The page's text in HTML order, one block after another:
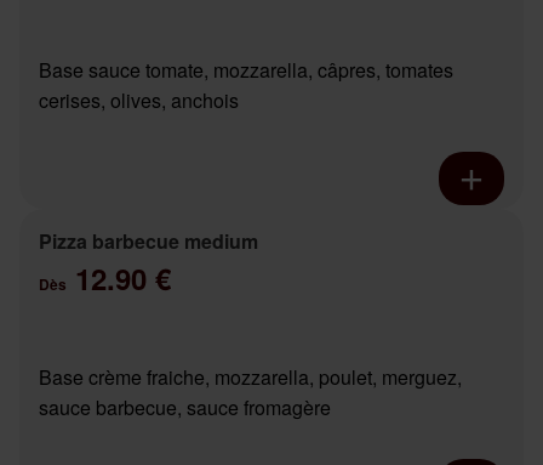
Base sauce tomate, mozzarella, câpres, tomates
cerises, olives, anchois
Pizza barbecue medium
Dès 12.90 €
Base crème fraiche, mozzarella, poulet, merguez,
sauce barbecue, sauce fromagère